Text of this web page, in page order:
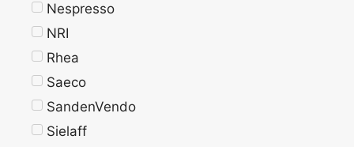
Nespresso
NRI
Rhea
Saeco
SandenVendo
Sielaff